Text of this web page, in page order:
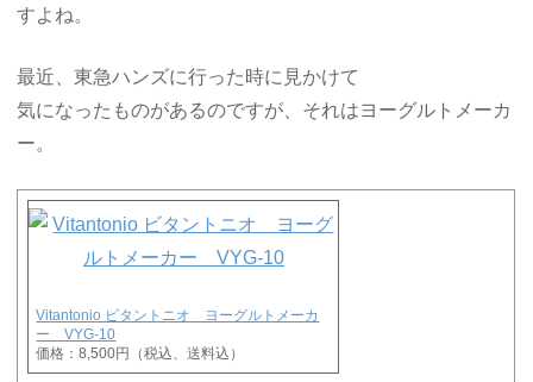
すよね。
最近、東急ハンズに行った時に見かけて
気になったものがあるのですが、それはヨーグルトメーカ
ー。
Vitantonio ビタントニオ ヨーグルトメーカ
ー VYG-10
価格：8,500円（税込、送料込）